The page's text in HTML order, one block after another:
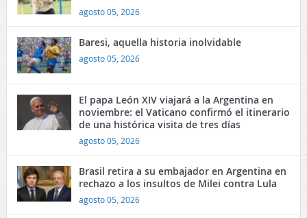
agosto 05, 2026
Baresi, aquella historia inolvidable
agosto 05, 2026
El papa León XIV viajará a la Argentina en
noviembre: el Vaticano confirmó el itinerario
de una histórica visita de tres días
agosto 05, 2026
Brasil retira a su embajador en Argentina en
rechazo a los insultos de Milei contra Lula
agosto 05, 2026